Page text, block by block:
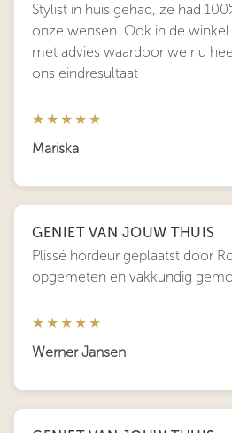
Stylist in huis gehad, ze had
onze wensen. Ook in de
met advies waardoor we nu
ons eindresultaat
★★★★★
Mariska
GENIET VAN JOUW THUIS
Plissé hordeur geplaatst door
opgemeten en vakkundig
★★★★★
Werner Jansen